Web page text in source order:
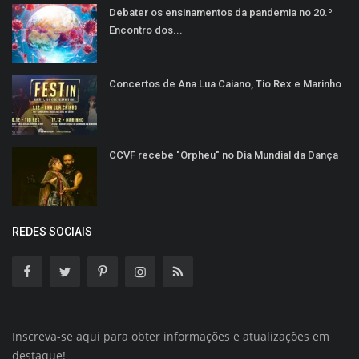
Debater os ensinamentos da pandemia no 20.º
Encontro dos...
Concertos de Ana Lua Caiano, Tio Rex e Marinho
CCVF recebe "Orpheu" no Dia Mundial da Dança
REDES SOCIAIS
Inscreva-se aqui para obter informações e atualizações em
destaque!